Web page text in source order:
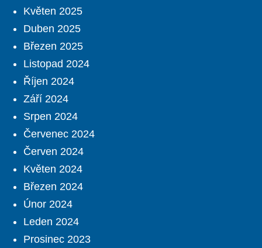
Květen 2025
Duben 2025
Březen 2025
Listopad 2024
Říjen 2024
Září 2024
Srpen 2024
Červenec 2024
Červen 2024
Květen 2024
Březen 2024
Únor 2024
Leden 2024
Prosinec 2023